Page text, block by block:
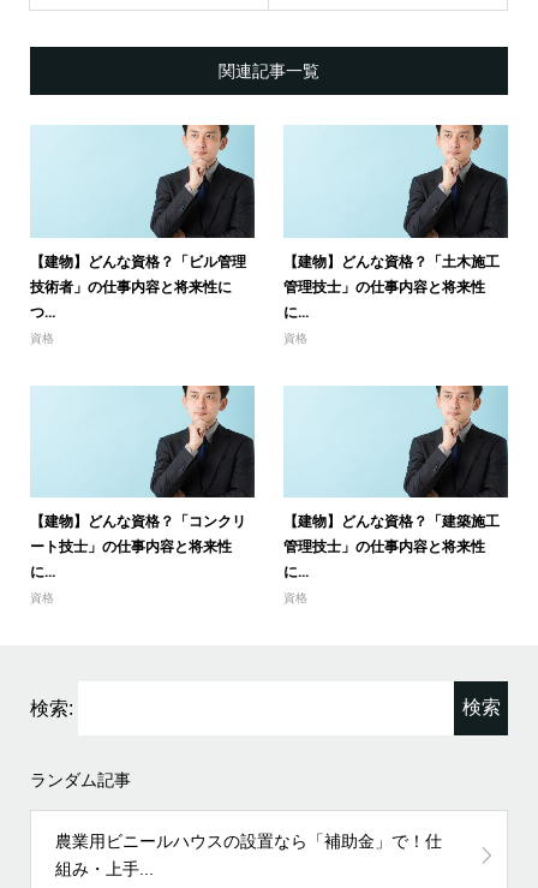
関連記事一覧
【建物】どんな資格？「ビル管理
技術者」の仕事内容と将来性に
つ...
資格
【建物】どんな資格？「土木施工
管理技士」の仕事内容と将来性
に...
資格
【建物】どんな資格？「コンクリ
ート技士」の仕事内容と将来性
に...
資格
【建物】どんな資格？「建築施工
管理技士」の仕事内容と将来性
に...
資格
検索:
ランダム記事
農業用ビニールハウスの設置なら「補助金」で！仕
組み・上手...